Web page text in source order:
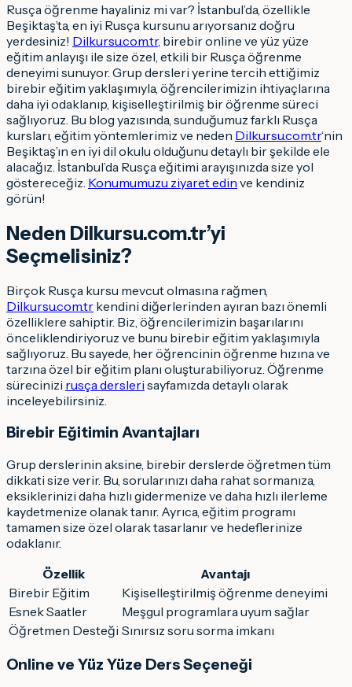
Rusça öğrenme hayaliniz mi var? İstanbul’da, özellikle
Beşiktaş’ta, en iyi Rusça kursunu arıyorsanız doğru
yerdesiniz! Dilkursu.com.tr, birebir online ve yüz yüze
eğitim anlayışı ile size özel, etkili bir Rusça öğrenme
deneyimi sunuyor. Grup dersleri yerine tercih ettiğimiz
birebir eğitim yaklaşımıyla, öğrencilerimizin ihtiyaçlarına
daha iyi odaklanıp, kişiselleştirilmiş bir öğrenme süreci
sağlıyoruz. Bu blog yazısında, sunduğumuz farklı Rusça
kursları, eğitim yöntemlerimiz ve neden Dilkursu.com.tr‘nin
Beşiktaş’ın en iyi dil okulu olduğunu detaylı bir şekilde ele
alacağız. İstanbul’da Rusça eğitimi arayışınızda size yol
göstereceğiz. Konumumuzu ziyaret edin ve kendiniz
görün!
Neden Dilkursu.com.tr’yi
Seçmelisiniz?
Birçok Rusça kursu mevcut olmasına rağmen,
Dilkursu.com.tr kendini diğerlerinden ayıran bazı önemli
özelliklere sahiptir. Biz, öğrencilerimizin başarılarını
önceliklendiriyoruz ve bunu birebir eğitim yaklaşımıyla
sağlıyoruz. Bu sayede, her öğrencinin öğrenme hızına ve
tarzına özel bir eğitim planı oluşturabiliyoruz. Öğrenme
sürecinizi rusça dersleri sayfamızda detaylı olarak
inceleyebilirsiniz.
Birebir Eğitimin Avantajları
Grup derslerinin aksine, birebir derslerde öğretmen tüm
dikkati size verir. Bu, sorularınızı daha rahat sormanıza,
eksiklerinizi daha hızlı gidermenize ve daha hızlı ilerleme
kaydetmenize olanak tanır. Ayrıca, eğitim programı
tamamen size özel olarak tasarlanır ve hedeflerinize
odaklanır.
Özellik
Avantajı
Birebir Eğitim
Kişiselleştirilmiş öğrenme deneyimi
Esnek Saatler
Meşgul programlara uyum sağlar
Öğretmen Desteği Sınırsız soru sorma imkanı
Online ve Yüz Yüze Ders Seçeneği